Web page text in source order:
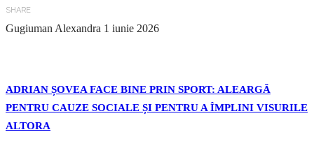
SHARE
Gugiuman Alexandra 1 iunie 2026
ADRIAN ȘOVEA FACE BINE PRIN SPORT: ALEARGĂ
PENTRU CAUZE SOCIALE ȘI PENTRU A ÎMPLINI VISURILE
ALTORA